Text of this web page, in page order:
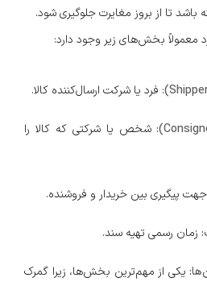
: فرد یا شرکت ارسال‌کننده کالا.
شخص یا شرکتی که کالا را
جهت پیگیری بین خریدار و فروشنده.
زمان رسمی تهیه سند.
یکی از مهم‌ترین بخش‌ها، زیرا گمرک